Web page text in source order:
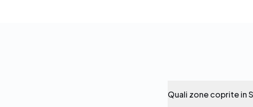
Quali zone coprite in